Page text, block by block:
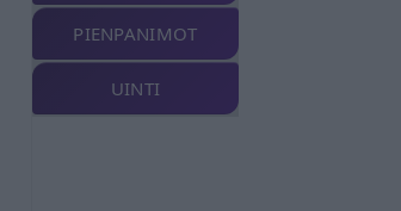
PIENPANIMOT
UINTI